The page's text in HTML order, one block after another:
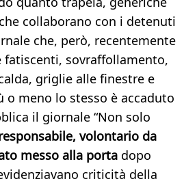
collaborano con i detenuti
che, però, recentemente
fatiscenti, sovraffollamento,
griglie alle finestre e
o meno lo stesso è accaduto
il giornale “Non solo
volontario da
messo alla porta dopo
criticità della